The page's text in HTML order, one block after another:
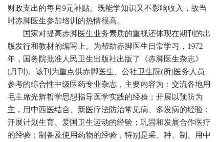
财政支出的每月9元补贴。既能学知识又不影响收入，故当
时赤脚医生参加培训的热情很高。
国家对提高赤脚医生业务素质的重视还体现在期刊的出
版发行和教材的编写上。为帮助赤脚医生日常学习，1972
年，国务院批准人民卫生出版社出版了《赤脚医生杂志》
(月刊)。该刊为重点供赤脚医生、公社卫生院(所)医务人员
参考的综合性中级医药专业杂志，主要内容为：交流各地用
毛主席光辉哲学思想指导医学实践的经验；开展以预防为
主，用中西医结合、新医疗法防治常见病、多发病的经验；
开展计划生育、爱国卫生运动的经验；巩固和发展合作医疗
的经验；制备及使用药物的经验，特别是采、种、制、用中